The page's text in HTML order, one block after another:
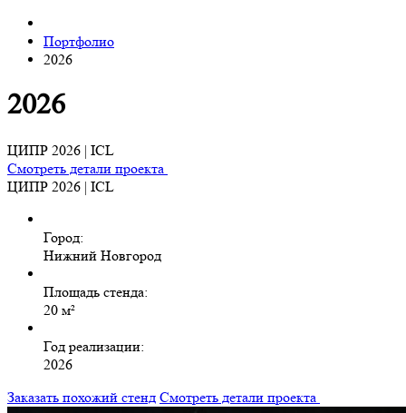
Портфолио
2026
2026
ЦИПР 2026 | ICL
Смотреть детали проекта
ЦИПР 2026 | ICL
Город:
Нижний Новгород
Площадь стенда:
20 м²
Год реализации:
2026
Заказать похожий стенд Смотреть детали проекта